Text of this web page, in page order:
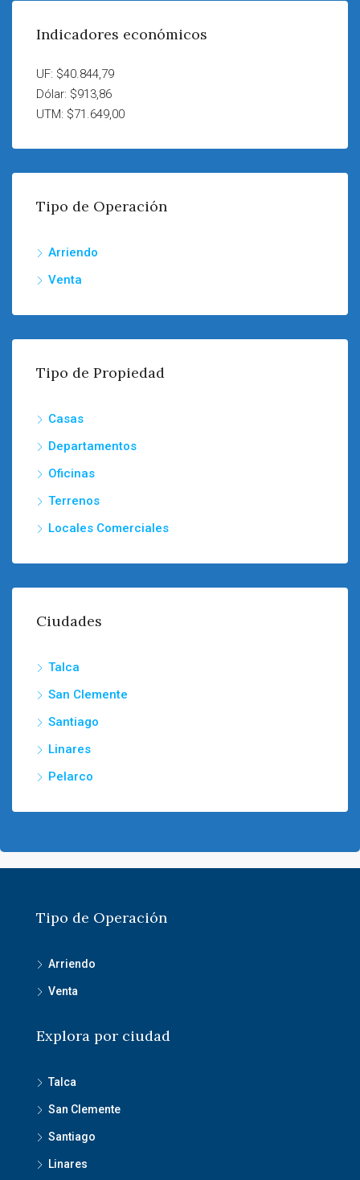
Indicadores económicos
UF: $40.844,79
Dólar: $913,86
UTM: $71.649,00
Tipo de Operación
Arriendo
Venta
Tipo de Propiedad
Casas
Departamentos
Oficinas
Terrenos
Locales Comerciales
Ciudades
Talca
San Clemente
Santiago
Linares
Pelarco
Tipo de Operación
Arriendo
Venta
Explora por ciudad
Talca
San Clemente
Santiago
Linares